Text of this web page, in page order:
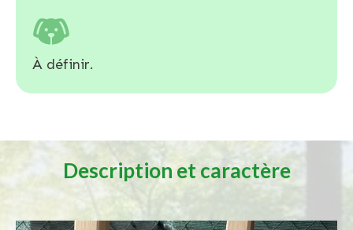
À définir.
Description et caractère